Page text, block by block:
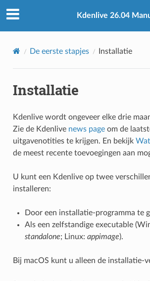
Kdenlive 26.04
De eerste stapjes Installatie
Installatie
Kdenlive wordt ongeveer elke drie
Zie de Kdenlive news pageom de
uitgavenotities te krijgen. En bekijk
de meest recente toevoegingen aan
U kunt een Kdenlive op twee
installeren:
Door een installatie-programma te
Als een zelfstandige executable
standalone; Linux: appimage).
Bij macOS kunt u alleen de installatie-